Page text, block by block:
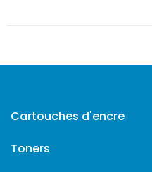
Cartouches d'encre
Toners